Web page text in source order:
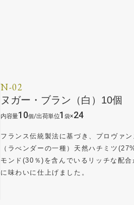
N-02
ヌガー・ブラン（白）10
10 / 1 ×24
フランス伝統製法に基づき、プロヴァ
（ラべンダーの一種）天然ハチミツ
モンド(30％)を含んでいるリッチな配
に味わいに仕上げました。